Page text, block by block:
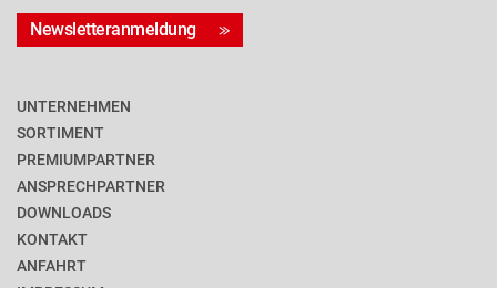
Newsletteranmeldung
UNTERNEHMEN
SORTIMENT
PREMIUMPARTNER
ANSPRECHPARTNER
DOWNLOADS
KONTAKT
ANFAHRT